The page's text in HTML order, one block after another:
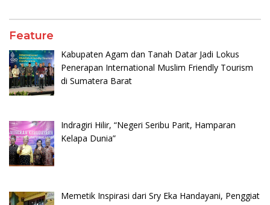
Feature
Kabupaten Agam dan Tanah Datar Jadi Lokus
Penerapan International Muslim Friendly Tourism
di Sumatera Barat
Indragiri Hilir, “Negeri Seribu Parit, Hamparan
Kelapa Dunia”
Memetik Inspirasi dari Sry Eka Handayani, Penggiat